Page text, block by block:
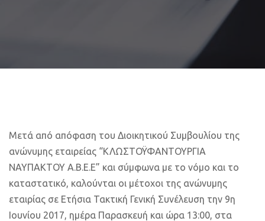
Μετά από απόφαση του Διοικητικού Συμβουλίου της
ανώνυμης εταιρείας “ΚΛΩΣΤΟΫΦΑΝΤΟΥΡΓΙΑ
ΝΑΥΠΑΚΤΟΥ Α.Β.Ε.Ε” και σύμφωνα με το νόμο και το
καταστατικό, καλούνται οι μέτοχοι της ανώνυμης
εταιρίας σε Ετήσια Τακτική Γενική Συνέλευση την 9η
Ιουνίου 2017, ημέρα Παρασκευή και ώρα 13:00, στα